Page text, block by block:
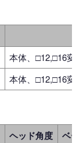
本体、□12,□16変
本体、□12,□16変
ヘッド角度 ベー